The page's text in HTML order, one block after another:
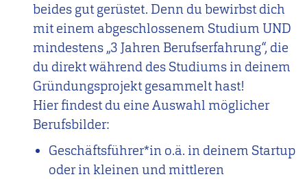
beides gut gerüstet. Denn du bewirbst dich
mit einem abgeschlossenem Studium UND
mindestens „3 Jahren Berufserfahrung“, die
du direkt während des Studiums in deinem
Gründungsprojekt gesammelt hast!
Hier findest du eine Auswahl möglicher
Berufsbilder:
Geschäftsführer*in o.ä. in deinem Startup
oder in kleinen und mittleren